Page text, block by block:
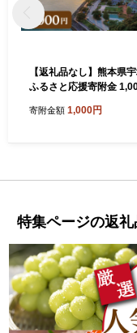
【返礼品なし】熊本県
ふるさと応援寄附金
寄附金額 1,000円
特集ページの返礼